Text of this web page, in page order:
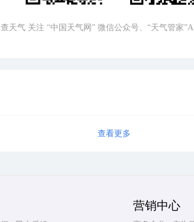
查天气 关注 “中国天气网” 微信公众号、“天气管家
查看更多
营销中心